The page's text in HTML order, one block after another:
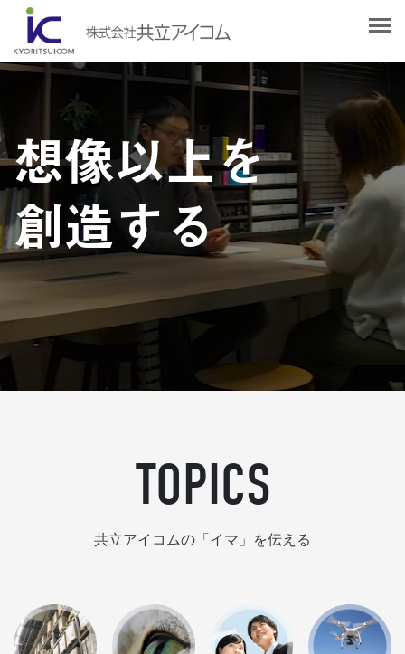
想像以上を
創造する
会社概要
社長挨拶
沿革
認証取得
SDGsへの取り組みについて
アクセスマップ
選ばれる理由
サービス紹介
Web制作・ホームページ制作
システム開発
デザイン作成・印刷サービス
企画・販売促進
発送代行・全国流通（ロジスティクス）
デジタルコンテンツ制作・撮影・その他
制作実績
お客様の声
社員ブログ
採用情報
TOPICS
共立アイコムの「イマ」を伝える